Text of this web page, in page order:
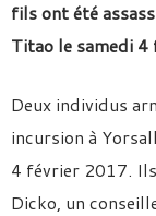
fils ont été
Titao le samedi
Deux individus
incursion à
4 février 2017.
Dicko, un